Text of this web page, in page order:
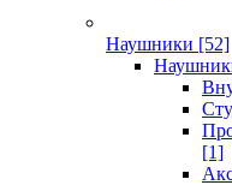
Наушники [52]
[1]